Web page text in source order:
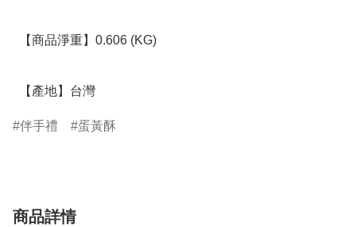
  【產地】台灣
伴手禮 蛋黃酥
商品詳情